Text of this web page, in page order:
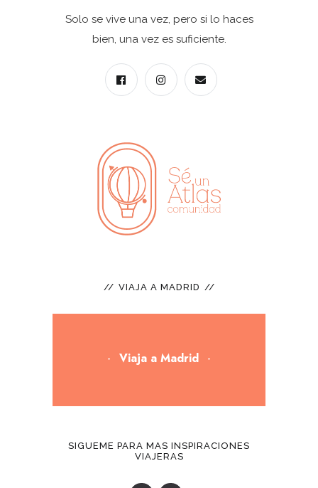
Solo se vive una vez, pero si lo haces
bien, una vez es suficiente.
VIAJA A MADRID
Viaja a Madrid
SIGUEME PARA MAS INSPIRACIONES
VIAJERAS